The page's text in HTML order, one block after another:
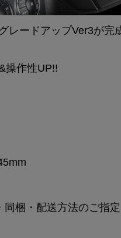
レードアップVer3が完
操作性UP!!
梱・配送方法のご指